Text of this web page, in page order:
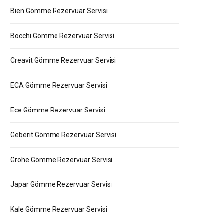
Bien Gömme Rezervuar Servisi
Bocchi Gömme Rezervuar Servisi
Creavit Gömme Rezervuar Servisi
ECA Gömme Rezervuar Servisi
Ece Gömme Rezervuar Servisi
Geberit Gömme Rezervuar Servisi
Grohe Gömme Rezervuar Servisi
Japar Gömme Rezervuar Servisi
Kale Gömme Rezervuar Servisi